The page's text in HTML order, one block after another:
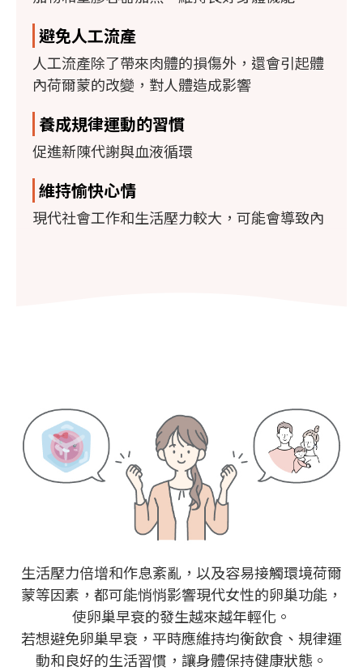
避免人工流產
人工流產除了帶來肉體的損傷外，還會引起體
內荷爾蒙的改變，對人體造成影響
養成規律運動的習慣
促進新陳代謝與血液循環
維持愉快心情
現代社會工作和生活壓力較大，可能會導致內
生活壓力倍增和作息紊亂，以及容易接觸環境荷爾
蒙等因素，都可能悄悄影響現代女性的卵巢功能，
使卵巢早衰的發生越來越年輕化。
若想避免卵巢早衰，平時應維持均衡飲食、規律運
動和良好的生活習慣，讓身體保持健康狀態。
門診資訊